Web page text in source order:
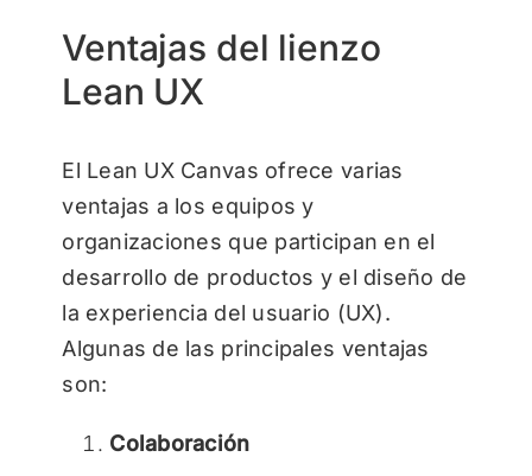
Ventajas del lienzo
Lean UX
El Lean UX Canvas ofrece varias
ventajas a los equipos y
organizaciones que participan en el
desarrollo de productos y el diseño de
la experiencia del usuario (UX).
Algunas de las principales ventajas
son:
Colaboración